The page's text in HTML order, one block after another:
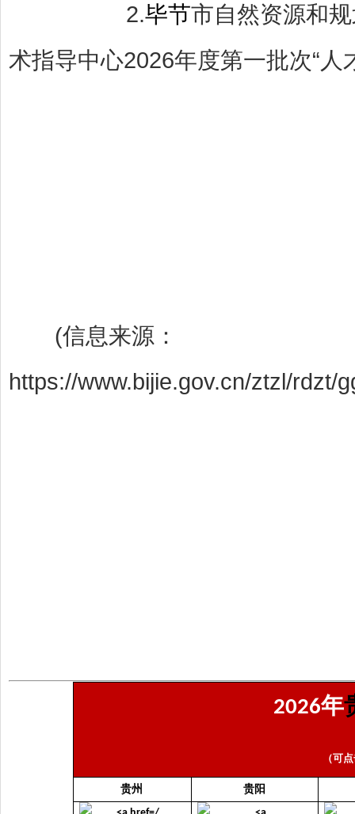
2.毕节市自然资源和
术指导中心2026年度第一批次“
(信息来源：
https://www.bijie.gov.cn/ztzl/rdzt/
2026年
（可
贵州 贵阳